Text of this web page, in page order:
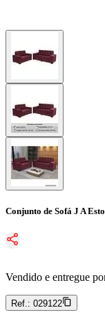
Conjunto de Sofá J A
Vendido e entregue
Ref.: 029122